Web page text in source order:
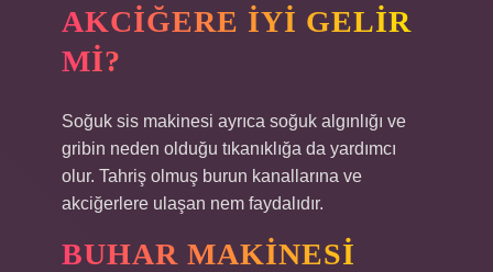
AKCIĞERE IYI GELIR
MI?
Soğuk sis makinesi ayrıca soğuk algınlığı ve
gribin neden olduğu tıkanıklığa da yardımcı
olur. Tahriş olmuş burun kanallarına ve
akciğerlere ulaşan nem faydalıdır.
BUHAR MAKINESI